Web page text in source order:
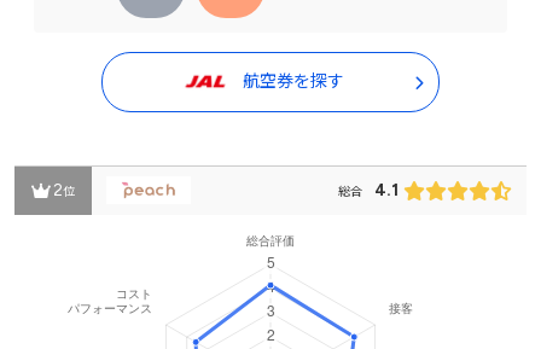
航空券を探す
2位 総合 4.1